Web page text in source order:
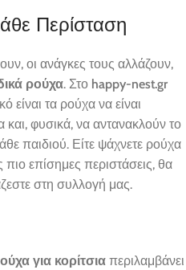
Περίσταση
οι ανάγκες τους αλλάζουν,
ρούχα. Στο happy-nest.gr
είναι τα ρούχα να είναι
και, φυσικά, να αντανακλούν το
παιδιού. Είτε ψάχνετε ρούχα
πιο επίσημες περιστάσεις, θα
στη συλλογή μας.
για κορίτσια περιλαμβάνει